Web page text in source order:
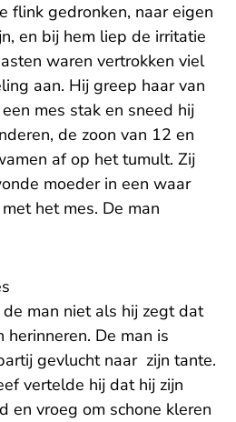
flink gedronken, naar eigen
en bij hem liep de irritatie
waren vertrokken viel
aan. Hij greep haar van
mes stak en sneed hij
de zoon van 12 en
af op het tumult. Zij
moeder in een waar
het mes. De man
man niet als hij zegt dat
herinneren. De man is
gevlucht naar zijn tante.
vertelde hij dat hij zijn
en vroeg om schone kleren